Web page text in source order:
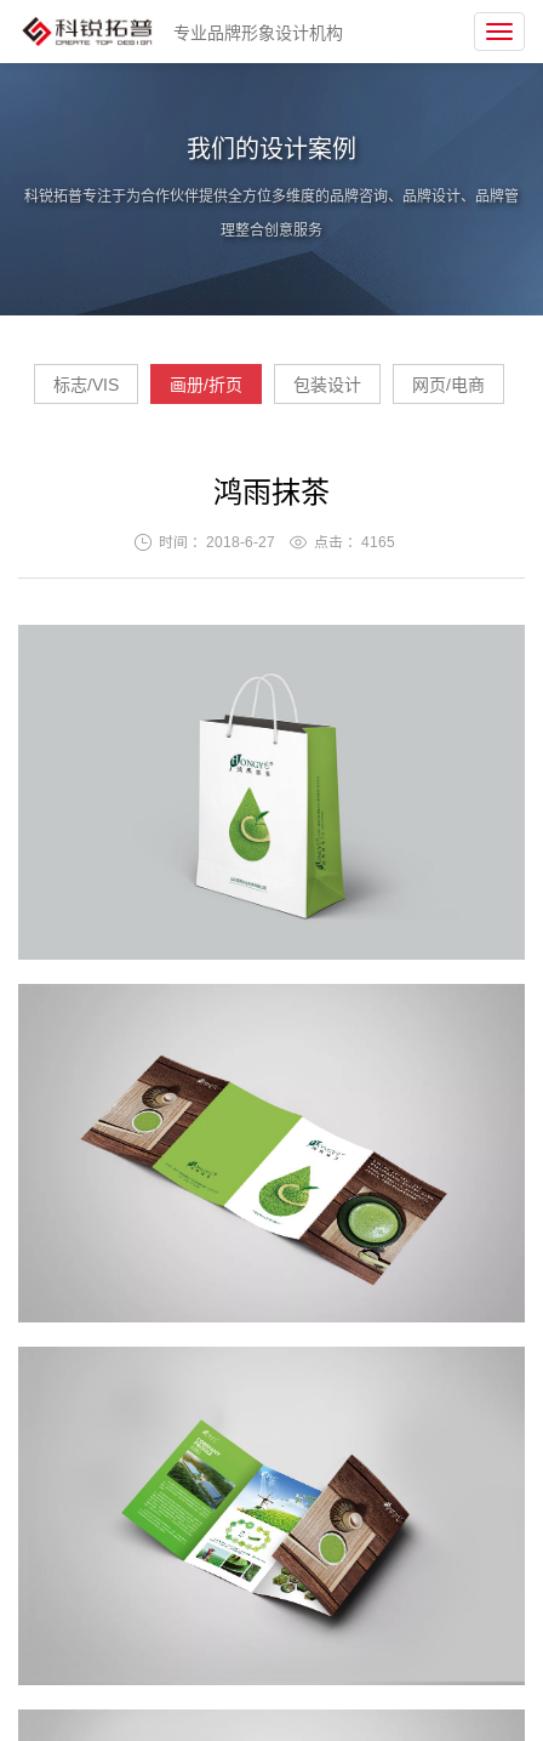
专业品牌形象设计机构
我们的设计案例
科锐拓普专注于为合作伙伴提供全方位多维度的品牌咨询、品牌设计、品牌管
理整合创意服务
标志/VIS 画册/折页 包装设计 网页/电商
鸿雨抹茶
时间 ：2018-6-27 点击 ： 4165